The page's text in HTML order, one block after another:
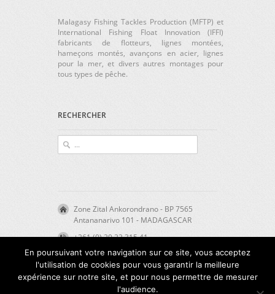
Malagasy Fishing Tackles Production (MFTP) et
International Fishing Float Innovation (IFFI)
fabricants de flotteurs, lignes montées,
hameçons montés, avançons en acier, lignes
pour la mer, et divers autres montages pour
tous types de pêche.
RECHERCHER
Zone Zital Ankorondrano - BP 7565
Antananarivo 101 - MADAGASCAR
+261 (0) 20 22 315 41
direction@mftp-iffi.com
En poursuivant votre navigation sur ce site, vous acceptez
l'utilisation de cookies pour vous garantir la meilleure
expérience sur notre site, et pour nous permettre de mesurer
l'audience.